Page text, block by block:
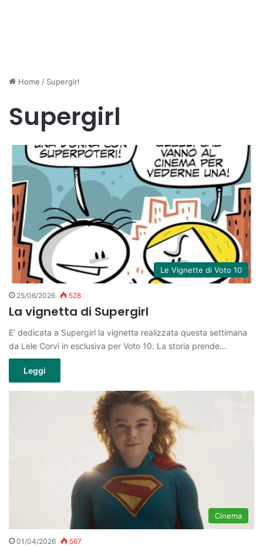
Home / Supergirl
Supergirl
Le Vignette di Voto 10
25/06/2026 528
La vignetta di Supergirl
E’ dedicata a Supergirl la vignetta realizzata questa settimana
da Lele Corvi in esclusiva per Voto 10. La storia prende…
Leggi
Cinema
01/04/2026 567